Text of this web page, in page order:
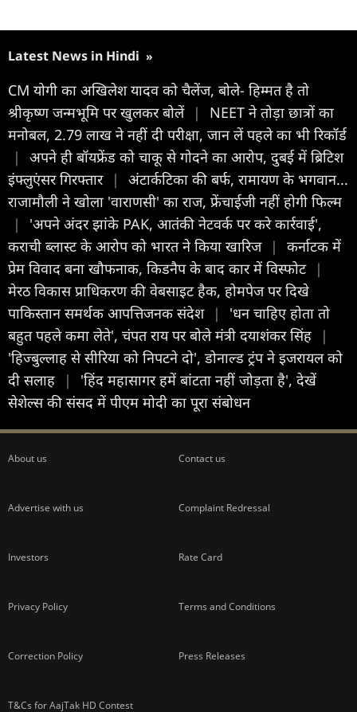
Latest News in Hindi »
CM योगी का अखिलेश यादव को चैलेंज, बोले- हिम्मत है तो
श्रीकृष्ण जन्मभूमि पर खुलकर बोलें |
NEET ने तोड़ा छात्रों का
मनोबल, 2.79 लाख ने नहीं दी परीक्षा, जान लें पहले का भी रिकॉर्ड
|
अपने ही बॉयफ्रेंड को चाकू से गोदने का आरोप, दुबई में ब्रिटिश
इंफ्लुएंसर गिरफ्तार |
अंटार्कटिका की बर्फ, रामायण के भगवान...
राजामौली ने खोला 'वाराणसी' का राज, फ्रेंचाईजी नहीं होगी फिल्म
|
'अपने अंदर झांके PAK, आतंकी नेटवर्क पर करे कार्रवाई',
कराची ब्लास्ट के आरोप को भारत ने किया खारिज |
कर्नाटक में
प्रेम विवाद बना खौफनाक, किडनैप के बाद कार में विस्फोट |
मेरठ विकास प्राधिकरण की वेबसाइट हैक, होमपेज पर दिखे
पाकिस्तान समर्थक आपत्तिजनक संदेश |
'धन चाहिए होता तो
बहुत पहले कमा लेते', चंपत राय पर बोले मंत्री दयाशंकर सिंह
|
'हिज्बुल्लाह से सीरिया को निपटने दो', डोनाल्ड ट्रंप ने इजरायल को
दी सलाह
|
'हिंद महासागर हमें बांटता नहीं जोड़ता है', देखें
सेशेल्स की संसद में पीएम मोदी का पूरा संबोधन
About us Contact us
Advertise with us Complaint Redressal
Investors Rate Card
Privacy Policy Terms and Conditions
Correction Policy Press Releases
T&Cs for AajTak HD Contest